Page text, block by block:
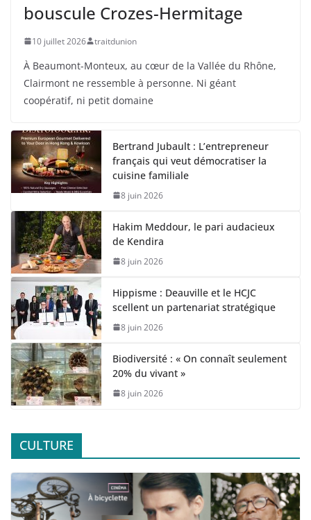
bouscule Crozes-Hermitage
10 juillet 2026 traitdunion
À Beaumont-Monteux, au cœur de la Vallée du Rhône,
Clairmont ne ressemble à personne. Ni géant
coopératif, ni petit domaine
Bertrand Jubault : L’entrepreneur
français qui veut démocratiser la
cuisine familiale
8 juin 2026
Hakim Meddour, le pari audacieux
de Kendira
8 juin 2026
Hippisme : Deauville et le HCJC
scellent un partenariat stratégique
8 juin 2026
Biodiversité : « On connaît seulement
20% du vivant »
8 juin 2026
CULTURE